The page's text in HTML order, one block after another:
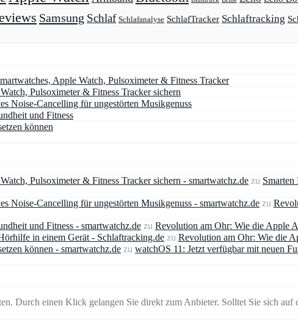
Samsung Schlaf Schlafanalyse SchlafTracker Schlaftracking
Apple Watch, Pulsoximeter & Fitness Tracker
Pulsoximeter & Fitness Tracker sichern
Noise-Cancelling für ungestörten Musikgenuss
und Fitness
können
Pulsoximeter & Fitness Tracker sichern - smartwatchz.de zu
Noise-Cancelling für ungestörten Musikgenuss - smartwatchz.de zu
und Fitness - smartwatchz.de zu Revolution am Ohr: Wie die Apple
in einem Gerät - Schlaftracking.de zu Revolution am Ohr: Wie die
können - smartwatchz.de zu watchOS 11: Jetzt verfügbar mit neuen
Durch einen Klick gelangen Sie direkt zum Anbieter. Solltet Sie sich auf